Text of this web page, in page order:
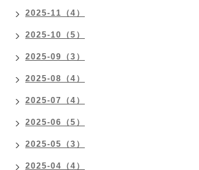
2025-11（4）
2025-10（5）
2025-09（3）
2025-08（4）
2025-07（4）
2025-06（5）
2025-05（3）
2025-04（4）